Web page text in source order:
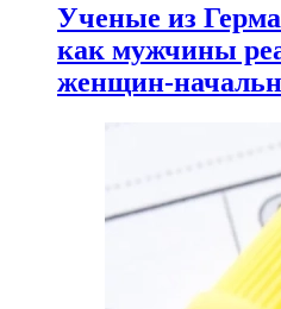
Ученые из
как мужчины
женщин-